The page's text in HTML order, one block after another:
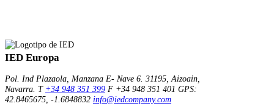
IED Europa
Pol. Ind Plazaola, Manzana E- Nave 6. 31195, Aizoain,
Navarra. T +34 948 351 399 F +34 948 351 401 GPS:
42.8465675, -1.6848832 info@iedcompany.com